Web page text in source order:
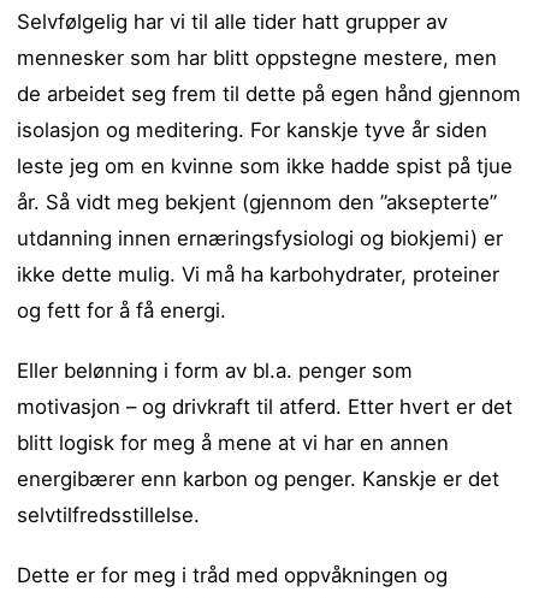
Selvfølgelig har vi til alle tider hatt grupper av
mennesker som har blitt oppstegne mestere, men
de arbeidet seg frem til dette på egen hånd gjennom
isolasjon og meditering. For kanskje tyve år siden
leste jeg om en kvinne som ikke hadde spist på tjue
år. Så vidt meg bekjent (gjennom den ”aksepterte”
utdanning innen ernæringsfysiologi og biokjemi) er
ikke dette mulig. Vi må ha karbohydrater, proteiner
og fett for å få energi.
Eller belønning i form av bl.a. penger som
motivasjon – og drivkraft til atferd. Etter hvert er det
blitt logisk for meg å mene at vi har en annen
energibærer enn karbon og penger. Kanskje er det
selvtilfredsstillelse.
Dette er for meg i tråd med oppvåkningen og